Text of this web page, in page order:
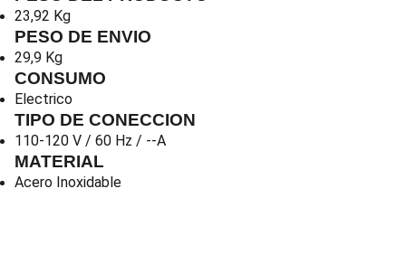
23,92 Kg
PESO DE ENVIO
29,9 Kg
CONSUMO
Electrico
TIPO DE CONECCION
110-120 V / 60 Hz / --A
MATERIAL
Acero Inoxidable